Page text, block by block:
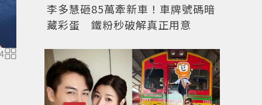
4 圖／IG @for_everyoung10
李多慧砸85萬牽新車！車牌號碼暗
藏彩蛋 鐵粉秒破解真正用意